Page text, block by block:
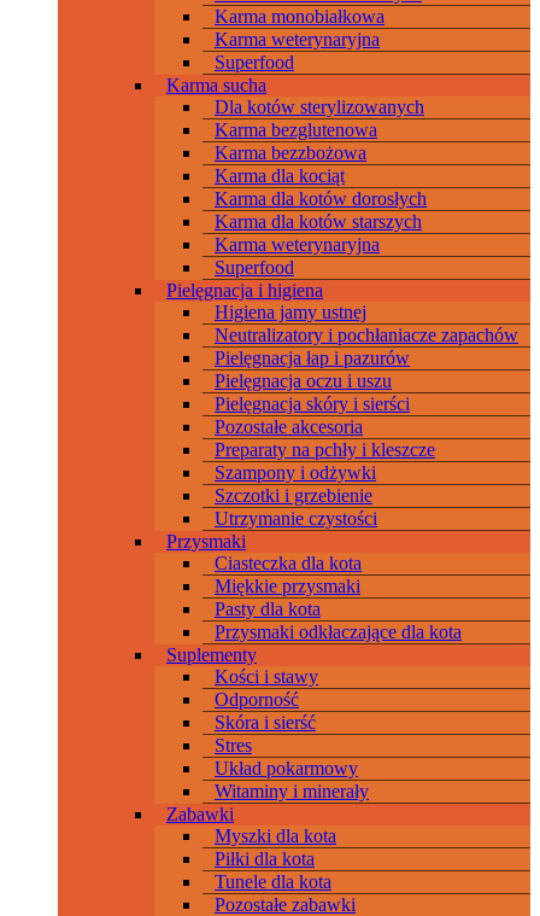
Karma monobiałkowa
Karma weterynaryjna
Superfood
Karma sucha
Dla kotów sterylizowanych
Karma bezglutenowa
Karma bezzbożowa
Karma dla kociąt
Karma dla kotów dorosłych
Karma dla kotów starszych
Karma weterynaryjna
Superfood
Pielęgnacja i higiena
Higiena jamy ustnej
Neutralizatory i pochłaniacze zapachów
Pielęgnacja łap i pazurów
Pielęgnacja oczu i uszu
Pielęgnacja skóry i sierści
Pozostałe akcesoria
Preparaty na pchły i kleszcze
Szampony i odżywki
Szczotki i grzebienie
Utrzymanie czystości
Przysmaki
Ciasteczka dla kota
Miękkie przysmaki
Pasty dla kota
Przysmaki odkłaczające dla kota
Suplementy
Kości i stawy
Odporność
Skóra i sierść
Stres
Układ pokarmowy
Witaminy i minerały
Zabawki
Myszki dla kota
Piłki dla kota
Tunele dla kota
Pozostałe zabawki